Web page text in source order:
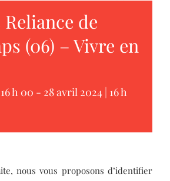
de
(06) – Vivre en
h 00 - 28 avril 2024 | 16 h
nous vous proposons d’identifier